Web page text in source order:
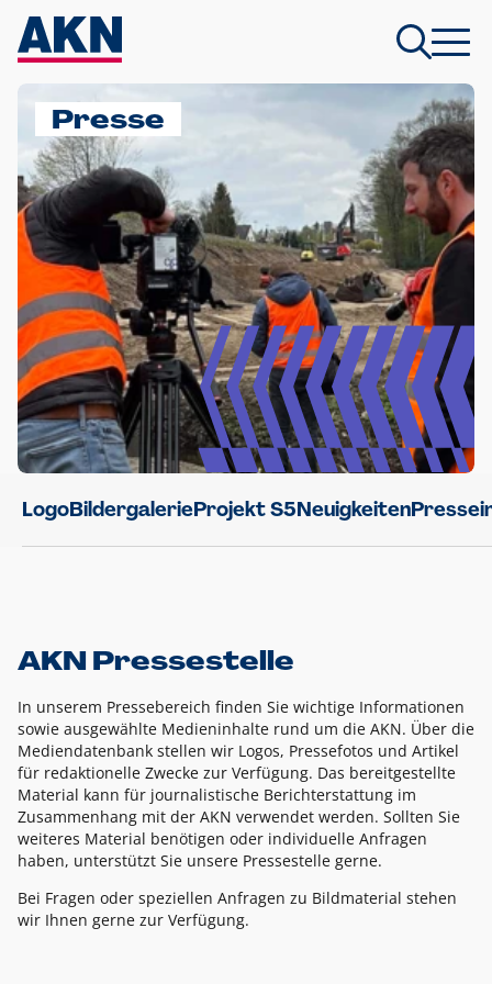
Presse
LogoBildergalerieProjekt S5Neuigkeiten
AKN Pressestelle
In unserem Pressebereich finden Sie wichtige Informationen
sowie ausgewählte Medieninhalte rund um die AKN. Über die
Mediendatenbank stellen wir Logos, Pressefotos und Artikel
für redaktionelle Zwecke zur Verfügung. Das bereitgestellte
Material kann für journalistische Berichterstattung im
Zusammenhang mit der AKN verwendet werden. Sollten Sie
weiteres Material benötigen oder individuelle Anfragen
haben, unterstützt Sie unsere Pressestelle gerne.
Bei Fragen oder speziellen Anfragen zu Bildmaterial stehen
wir Ihnen gerne zur Verfügung.